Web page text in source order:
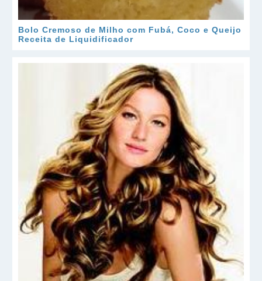
Bolo Cremoso de Milho com Fubá, Coco e Queijo
Receita de Liquidificador